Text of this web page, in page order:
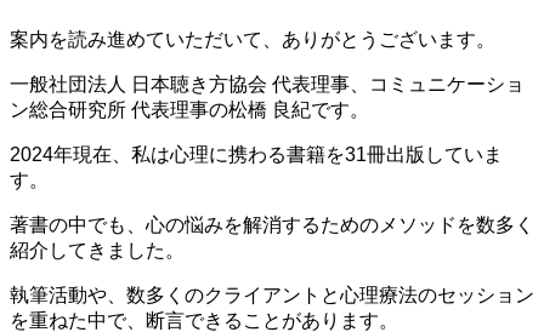
案内を読み進めていただいて、ありがとうございます。
一般社団法人 日本聴き方協会 代表理事、コミュニケーショ
ン総合研究所 代表理事の松橋 良紀です。
2024年現在、私は心理に携わる書籍を31冊出版していま
す。
著書の中でも、心の悩みを解消するためのメソッドを数多く
紹介してきました。
執筆活動や、数多くのクライアントと心理療法のセッション
を重ねた中で、断言できることがあります。